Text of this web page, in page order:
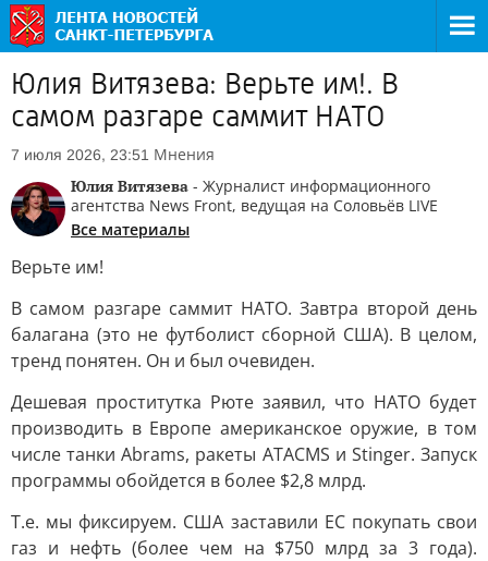
Юлия Витязева: Верьте им!. В
самом разгаре саммит НАТО
7 июля 2026, 23:51 Мнения
Юлия Витязева - Журналист информационного
агентства News Front, ведущая на Соловьёв LIVE
Все материалы
Верьте им!
В самом разгаре саммит НАТО. Завтра второй день
балагана (это не футболист сборной США). В целом,
тренд понятен. Он и был очевиден.
Дешевая проститутка Рюте заявил, что НАТО будет
производить в Европе американское оружие, в том
числе танки Abrams, ракеты ATACMS и Stinger. Запуск
программы обойдется в более $2,8 млрд.
Т.е. мы фиксируем. США заставили ЕС покупать свои
газ и нефть (более чем на $750 млрд за 3 года).